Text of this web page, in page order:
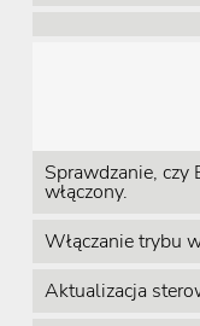
Sprawdzanie,
włączony.
Włączanie trybu
Aktualizacja